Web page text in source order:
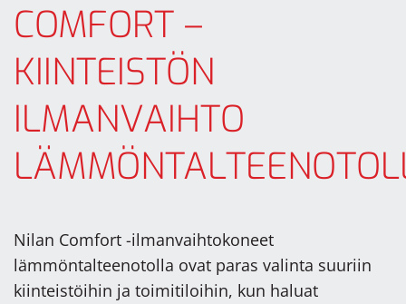
COMFORT –
KIINTEISTÖN
ILMANVAIHTO
Nilan Comfort -ilmanvaihtokoneet
lämmöntalteenotolla ovat paras valinta suuriin
kiinteistöihin ja toimitiloihin, kun haluat